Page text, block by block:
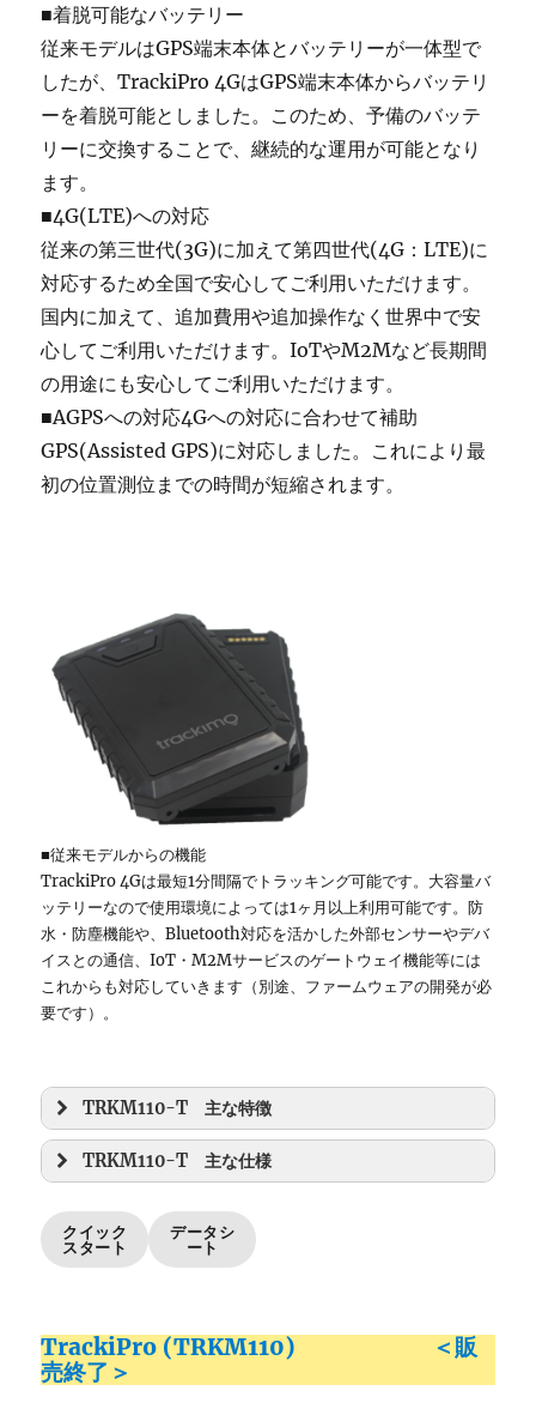
■着脱可能なバッテリー
従来モデルはGPS端末本体とバッテリーが一体型で
したが、TrackiPro 4GはGPS端末本体からバッテリ
ーを着脱可能としました。このため、予備のバッテ
リーに交換することで、継続的な運用が可能となり
ます。
■4G(LTE)への対応
従来の第三世代(3G)に加えて第四世代(4G：LTE)に
対応するため全国で安心してご利用いただけます。
国内に加えて、追加費用や追加操作なく世界中で安
心してご利用いただけます。IoTやM2Mなど長期間
の用途にも安心してご利用いただけます。
■AGPSへの対応4Gへの対応に合わせて補助
GPS(Assisted GPS)に対応しました。これにより最
初の位置測位までの時間が短縮されます。
■従来モデルからの機能
TrackiPro 4Gは最短1分間隔でトラッキング可能です。大容量バ
ッテリーなので使用環境によっては1ヶ月以上利用可能です。防
水・防塵機能や、Bluetooth対応を活かした外部センサーやデバ
イスとの通信、IoT・M2Mサービスのゲートウェイ機能等には
これからも対応していきます（別途、ファームウェアの開発が必
要です）。
TRKM110-T 主な特徴
TRKM110-T 主な仕様
クイック
スタート
データシ
ート
TrackiPro (TRKM110) ＜販
売終了＞